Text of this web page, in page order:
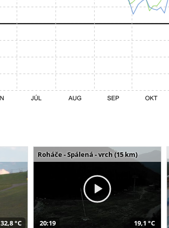
32,8 °C
Roháče - Spálená - vrch (15 km)
20:19 19,1 °C